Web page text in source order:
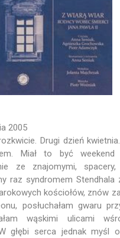
2005
Drugi dzień
Miał to być weekend
ze znajomymi,
raz syndromem Stendhala
kościołów, znów
posłuchałam gwaru
wąskimi ulicami
głębi serca jednak myśl o